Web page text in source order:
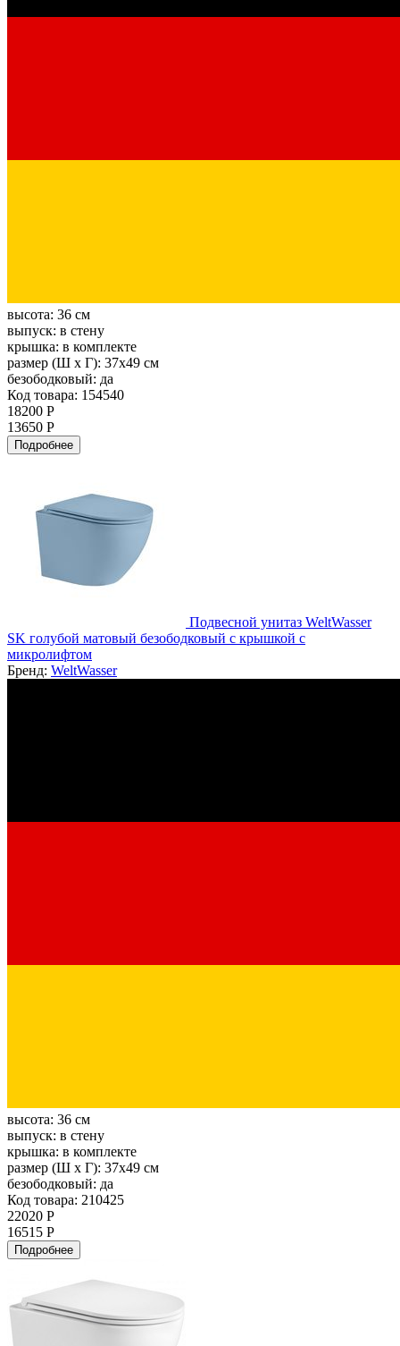
высота: 36 см
выпуск: в стену
крышка: в комплекте
размер (Ш х Г): 37х49 см
безободковый: да
Код товара: 154540
18200 Р
13650 Р
Подробнее
Подвесной унитаз WeltWasser
SK голубой матовый безободковый с крышкой с
микролифтом
Бренд: WeltWasser
высота: 36 см
выпуск: в стену
крышка: в комплекте
размер (Ш х Г): 37x49 см
безободковый: да
Код товара: 210425
22020 Р
16515 Р
Подробнее